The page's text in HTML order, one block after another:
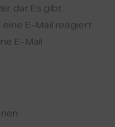
dar. Es gibt
eine E-Mail reagiert
E-Mail